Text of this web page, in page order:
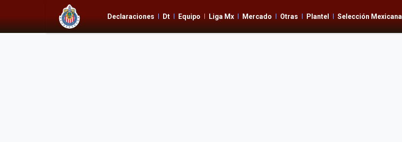
Declaraciones Dt Equipo Liga Mx Mercado Otras Plantel Selección Mexicana